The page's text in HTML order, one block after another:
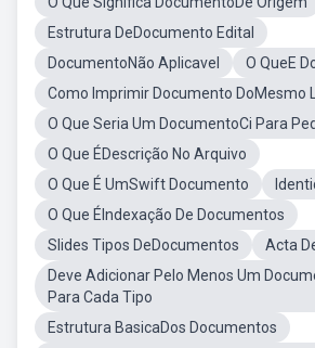
Estrutura DeDocumento Edital
DocumentoNão Aplicavel
O QueE
Como Imprimir Documento DoMesmo
O Que Seria Um DocumentoCi Para
O Que ÉDescrição No Arquivo
O Que É UmSwift Documento
O Que ÉIndexação De Documentos
Slides Tipos DeDocumentos
Acta
Deve Adicionar Pelo Menos Um
Para Cada Tipo
Estrutura BasicaDos Documentos